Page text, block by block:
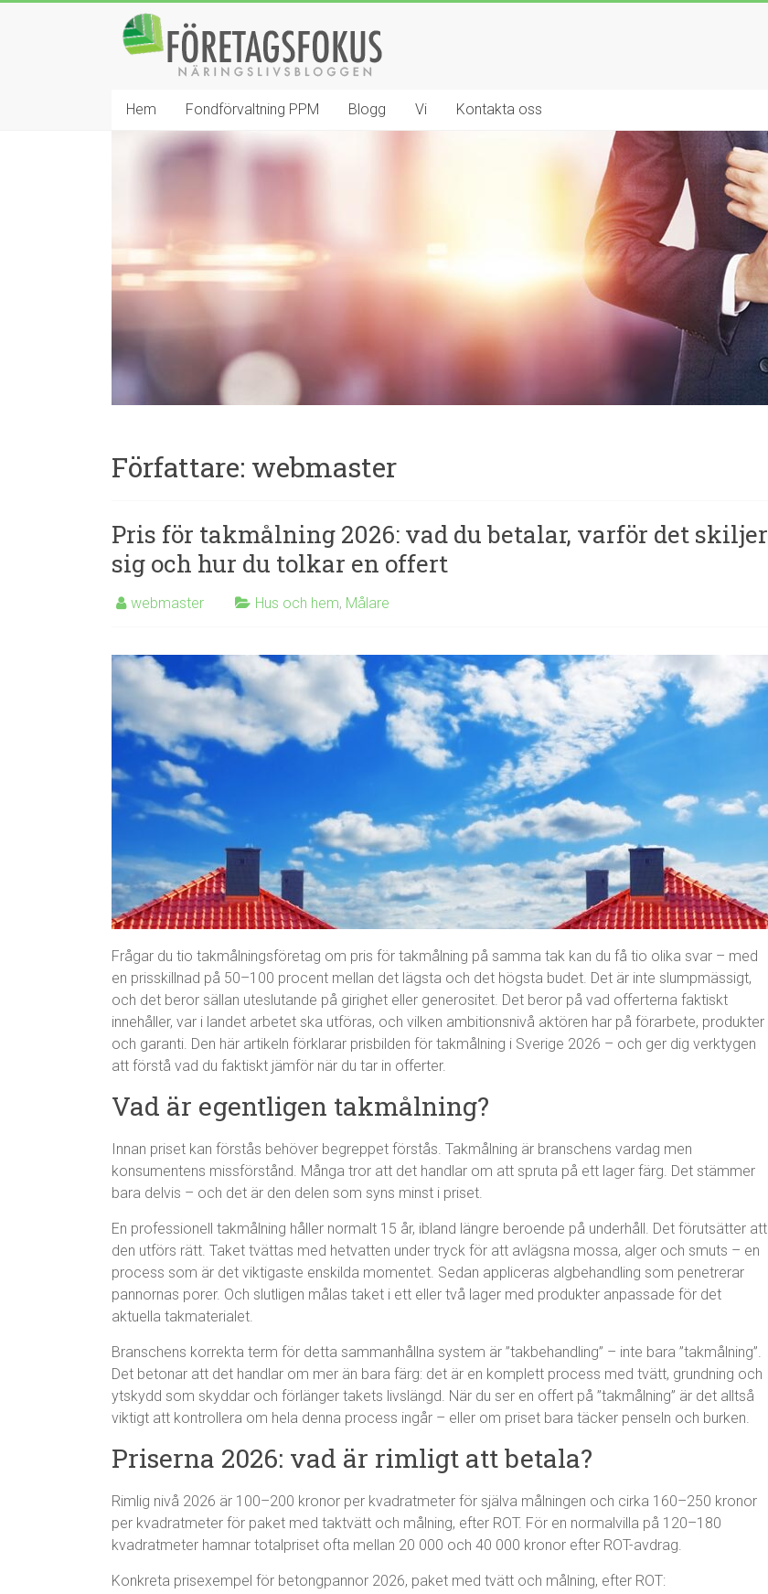
Företagsfokus
Näringslivsbloggen
Hem Fondförvaltning PPM Blogg Vi Kontakta oss
Författare: webmaster
Pris för takmålning 2026: vad du betalar, varför det skiljer
sig och hur du tolkar en offert
webmaster Hus och hem, Målare
Frågar du tio takmålningsföretag om pris för takmålning på samma tak kan du få tio olika svar – med
en prisskillnad på 50–100 procent mellan det lägsta och det högsta budet. Det är inte slumpmässigt,
och det beror sällan uteslutande på girighet eller generositet. Det beror på vad offerterna faktiskt
innehåller, var i landet arbetet ska utföras, och vilken ambitionsnivå aktören har på förarbete, produkter
och garanti. Den här artikeln förklarar prisbilden för takmålning i Sverige 2026 – och ger dig verktygen
att förstå vad du faktiskt jämför när du tar in offerter.
Vad är egentligen takmålning?
Innan priset kan förstås behöver begreppet förstås. Takmålning är branschens vardag men
konsumentens missförstånd. Många tror att det handlar om att spruta på ett lager färg. Det stämmer
bara delvis – och det är den delen som syns minst i priset.
En professionell takmålning håller normalt 15 år, ibland längre beroende på underhåll. Det förutsätter att
den utförs rätt. Taket tvättas med hetvatten under tryck för att avlägsna mossa, alger och smuts – en
process som är det viktigaste enskilda momentet. Sedan appliceras algbehandling som penetrerar
pannornas porer. Och slutligen målas taket i ett eller två lager med produkter anpassade för det
aktuella takmaterialet.
Branschens korrekta term för detta sammanhållna system är ”takbehandling” – inte bara ”takmålning”.
Det betonar att det handlar om mer än bara färg: det är en komplett process med tvätt, grundning och
ytskydd som skyddar och förlänger takets livslängd. När du ser en offert på ”takmålning” är det alltså
viktigt att kontrollera om hela denna process ingår – eller om priset bara täcker penseln och burken.
Priserna 2026: vad är rimligt att betala?
Rimlig nivå 2026 är 100–200 kronor per kvadratmeter för själva målningen och cirka 160–250 kronor
per kvadratmeter för paket med taktvätt och målning, efter ROT. För en normalvilla på 120–180
kvadratmeter hamnar totalpriset ofta mellan 20 000 och 40 000 kronor efter ROT-avdrag.
Konkreta prisexempel för betongpannor 2026, paket med tvätt och målning, efter ROT: